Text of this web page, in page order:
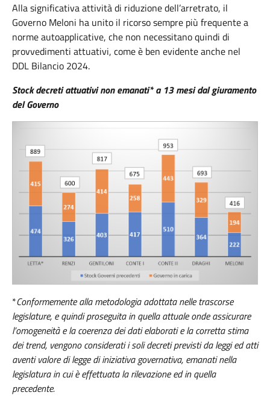
Alla significativa attività di riduzione dell’arretrato, il
Governo Meloni ha unito il ricorso sempre più frequente a
norme autoapplicative, che non necessitano quindi di
provvedimenti attuativi, come è ben evidente anche nel
DDL Bilancio 2024.
Stock decreti attuativi non emanati* a 13 mesidal giuramento
del Governo
*Conformemente alla metodologia adottata nelle trascorse
legislature, e quindi proseguita in quella attuale onde assicurare
l’omogeneità e la coerenza dei dati elaborati e la corretta stima
dei trend, vengono considerati i soli decreti previsti da leggi ed atti
aventi valore di legge di iniziativa governativa, emanati nella
legislatura in cui è effettuata la rilevazione ed in quella
precedente.